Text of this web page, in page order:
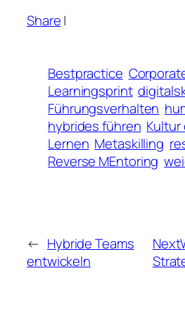
Share|
Bestpractice
Learningsprint
Führungsverhalten
hybrides führen Kultur
Lernen Metaskilling
Reverse MEntoring
← Hybride Teams
entwickeln